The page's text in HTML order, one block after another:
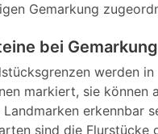
Gemarkung
bei
werden
markiert, sie können
erkennbar
sind die Flurstücke